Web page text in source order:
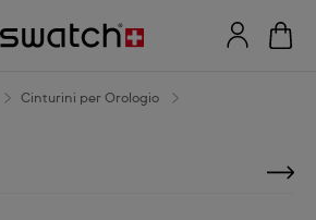
Cinturini per Orologio